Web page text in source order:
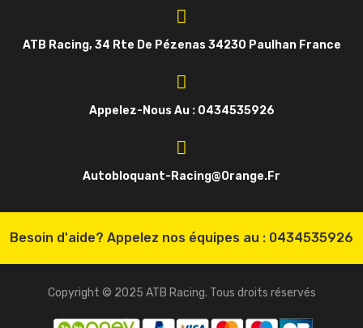
ATB Racing, 34 Rte De Pézenas 34230 Paulhan France
Appelez-Nous Au : 0434535926
Autobloquant-Racing@orange.fr
Besoin d'aide? Appelez nos équipes au : 0434535926
Copyright © 2025 ATB Racing. Tous droits réservés